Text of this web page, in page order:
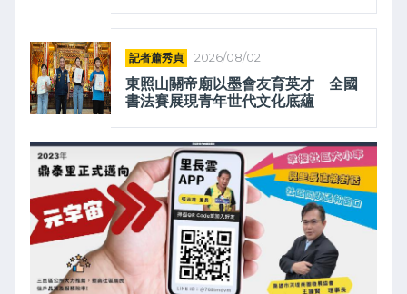
記者蕭秀貞 2026/08/02
東照山關帝廟以墨會友育英才 全國
書法賽展現青年世代文化底蘊